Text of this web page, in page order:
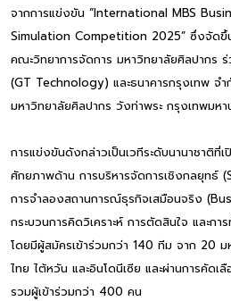
จากการแข่งขัน “International MBS
Simulation Competition 2025” ซึ่งจัดขึ้
คณะวิทยาการจัดการ มหาวิทยาลัยศิลปากร
(GT Technology) และธนาคารกรุงเทพ
มหาวิทยาลัยศิลปากร วังท่าพระ กรุงเทพมหา
การแข่งขันดังกล่าวเป็นเวทีระดับนานาชาติที่
ศักยภาพด้าน การบริหารจัดการเชิงกลยุทธ์
การจำลองสถานการณ์ธุรกิจเสมือนจริง
กระบวนการคิดวิเคราะห์ การตัดสินใจ และก
โดยมีผู้สมัครเข้าร่วมกว่า 140 ทีม จาก 20 ม
ไทย ไต้หวัน และอินโดนีเซีย และผ่านการคัดเ
รวมผู้เข้าร่วมกว่า 400 คน